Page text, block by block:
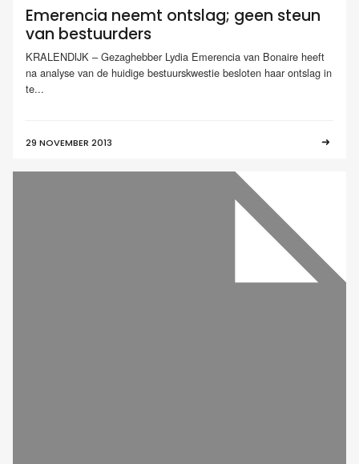
Emerencia neemt ontslag; geen steun
van bestuurders
KRALENDIJK – Gezaghebber Lydia Emerencia van Bonaire heeft
na analyse van de huidige bestuurskwestie besloten haar ontslag in
te...
29 NOVEMBER 2013